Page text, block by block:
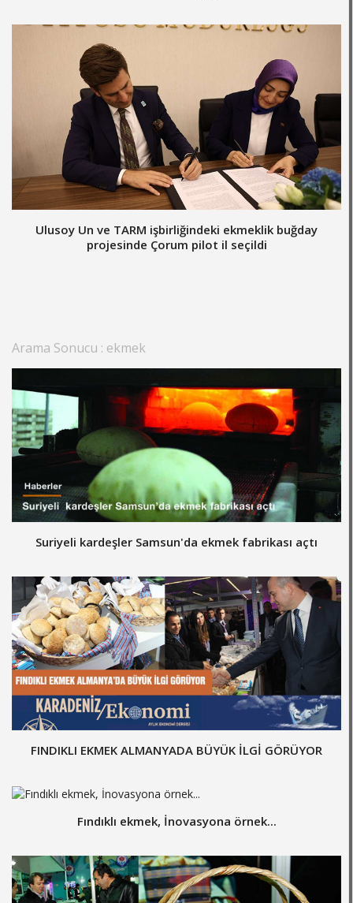
Ulusoy Un ve TARM işbirliğindeki ekmeklik buğday
projesinde Çorum pilot il seçildi
Arama Sonucu : ekmek
Suriyeli kardeşler Samsun'da ekmek fabrikası açtı
FINDIKLI EKMEK ALMANYADA BÜYÜK İLGİ GÖRÜYOR
Fındıklı ekmek, İnovasyona örnek...